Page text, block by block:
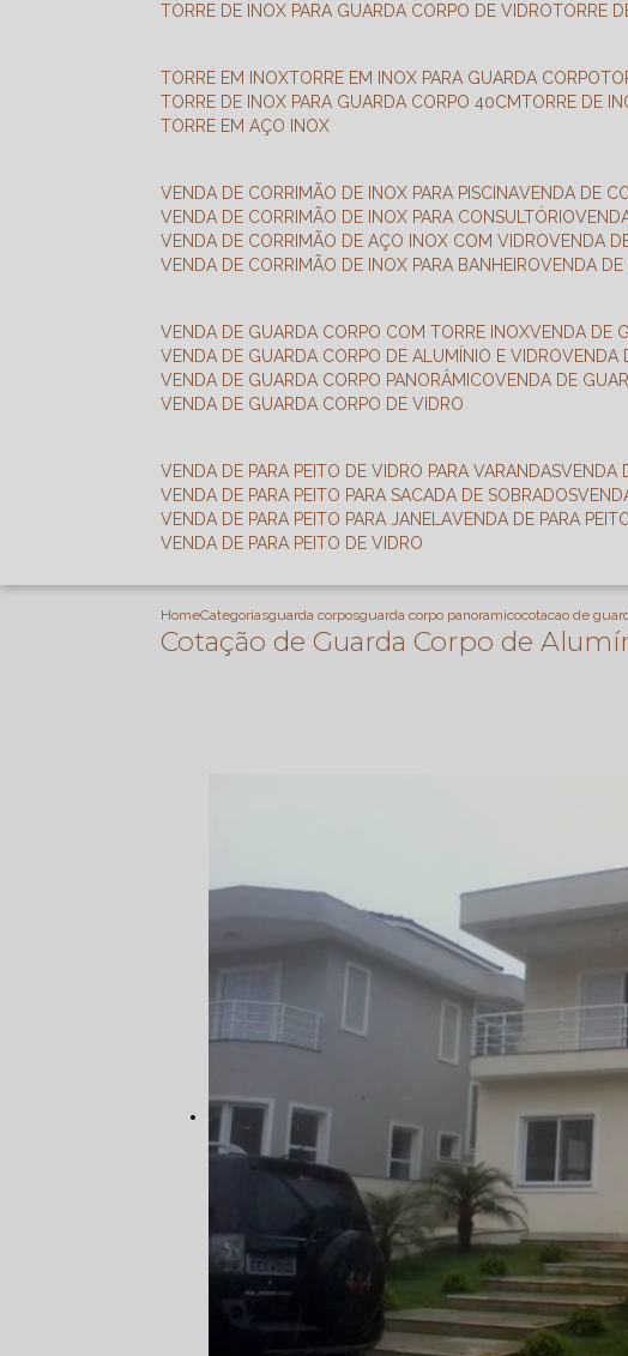
TORRE DE INOX PARA GUARDA CORPO DE VIDRO TORRE
TORRE EM INOX TORRE EM INOX PARA GUARDA CORPO
TORRE DE INOX PARA GUARDA CORPO 40CM TORRE DE
TORRE EM AÇO INOX
VENDA DE CORRIMÃO DE INOX PARA PISCINA
VENDA DE
VENDA DE CORRIMÃO DE INOX PARA CONSULTÓRIO
VENDA DE CORRIMÃO DE AÇO INOX COM VIDRO
VENDA
VENDA DE CORRIMÃO DE INOX PARA BANHEIRO
VENDA
VENDA DE GUARDA CORPO COM TORRE INOX
VENDA
VENDA DE GUARDA CORPO DE ALUMÍNIO E VIDRO
VENDA DE GUARDA CORPO PANORÂMICO
VENDA DE
VENDA DE GUARDA CORPO DE VIDRO
VENDA DE PARA PEITO DE VIDRO PARA VARANDAS
VENDA DE PARA PEITO PARA SACADA DE SOBRADOS
VENDA DE PARA PEITO PARA JANELA
VENDA DE PARA
VENDA DE PARA PEITO DE VIDRO
HomeCategoriasguarda corposguarda corpo panoramicocotacao de
Cotação de Guarda Corpo de